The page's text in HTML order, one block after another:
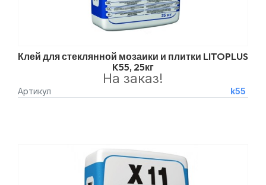
Клей для стеклянной мозаики и плитки LITOPLUS
K55, 25кг
Артикул k55
На заказ!